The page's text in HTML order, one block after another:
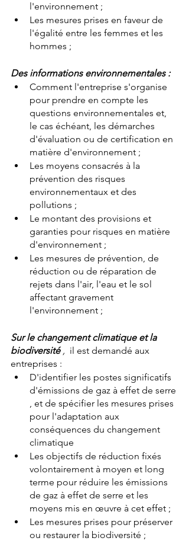
l'environnement ;
Les mesures prises en faveur de
l'égalité entre les femmes et les
hommes ;
Des informations environnementales :
Comment l'entreprise s'organise
pour prendre en compte les
questions environnementales et,
le cas échéant, les démarches
d'évaluation ou de certification en
matière d'environnement ;
Les moyens consacrés à la
prévention des risques
environnementaux et des
pollutions ;
Le montant des provisions et
garanties pour risques en matière
d'environnement ;
Les mesures de prévention, de
réduction ou de réparation de
rejets dans l'air, l'eau et le sol
affectant gravement
l'environnement ;
Sur le changement climatique et la
biodiversité , il est demandé aux
entreprises :
D'identifier les postes significatifs
d'émissions de gaz à effet de serre
, et de spécifier les mesures prises
pour l'adaptation aux
conséquences du changement
climatique
Les objectifs de réduction fixés
volontairement à moyen et long
terme pour réduire les émissions
de gaz à effet de serre et les
moyens mis en œuvre à cet effet ;
Les mesures prises pour préserver
ou restaurer la biodiversité ;